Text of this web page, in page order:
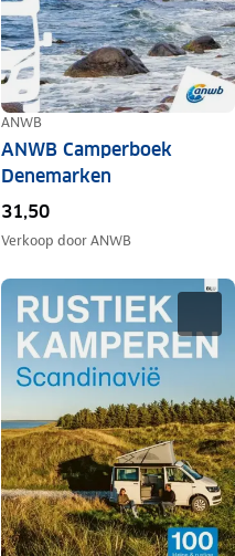
ANWB
ANWB Camperboek
Denemarken
31,50
Verkoop doorANWB